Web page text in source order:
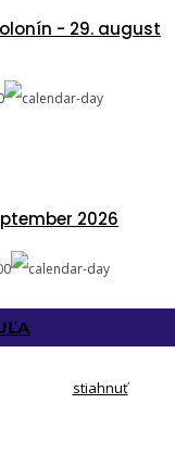
- 29. august
2026
stiahnuť